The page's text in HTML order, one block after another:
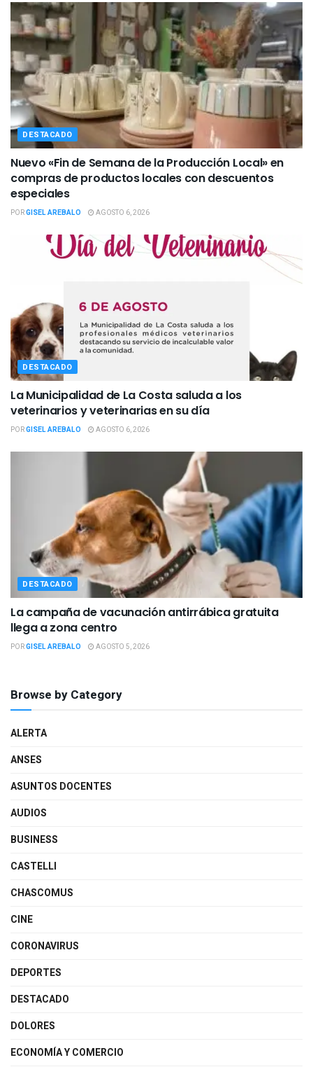
DESTACADO
Nuevo «Fin de Semana de la Producción Local» en
compras de productos locales con descuentos
especiales
PORGISEL AREBALO AGOSTO 6, 2026
DESTACADO
La Municipalidad de La Costa saluda a los
veterinarios y veterinarias en su día
PORGISEL AREBALO AGOSTO 6, 2026
DESTACADO
La campaña de vacunación antirrábica gratuita
llega a zona centro
PORGISEL AREBALO AGOSTO 5, 2026
Browse by Category
ALERTA
ANSES
ASUNTOS DOCENTES
AUDIOS
BUSINESS
CASTELLI
CHASCOMUS
CINE
CORONAVIRUS
DEPORTES
DESTACADO
DOLORES
ECONOMÍA Y COMERCIO